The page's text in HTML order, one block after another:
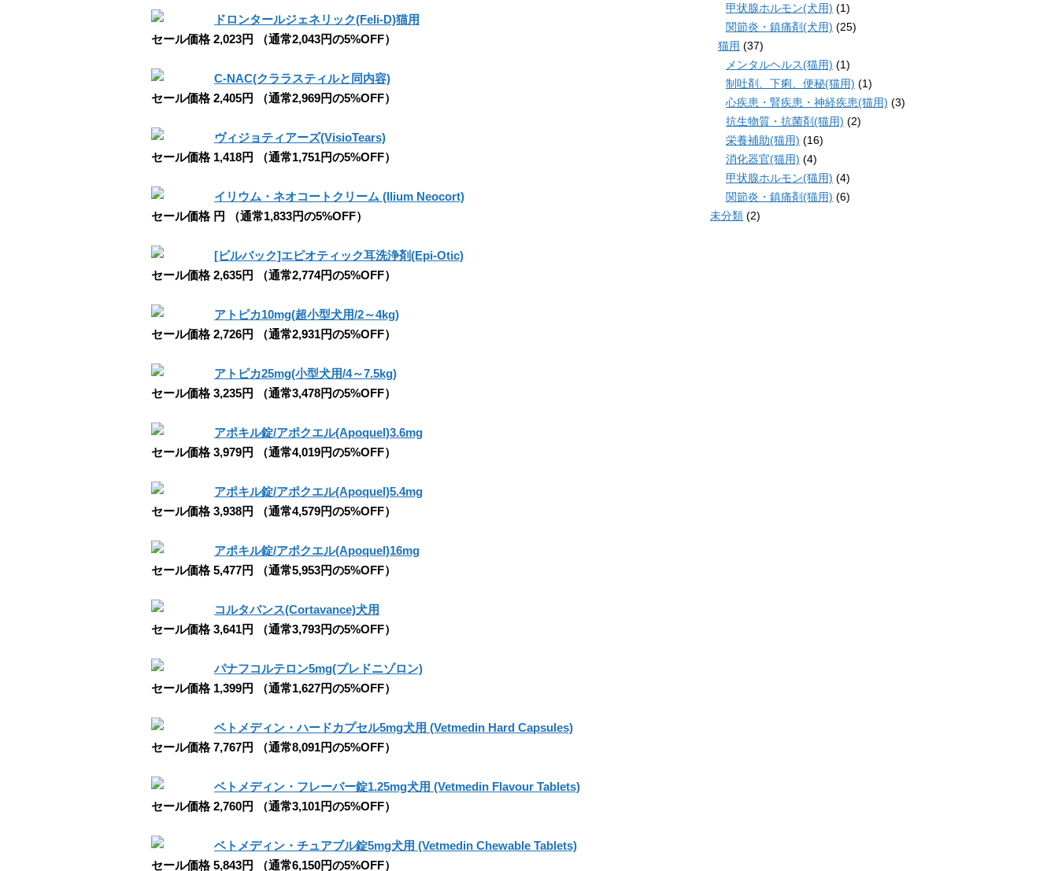
ドロンタールジェネリック(Feli-D)猫用
セール価格 2,023円 （通常2,043円の5%OFF）
C-NAC(クララスティルと同内容)
セール価格 2,405円 （通常2,969円の5%OFF）
ヴィジョティアーズ(VisioTears)
セール価格 1,418円 （通常1,751円の5%OFF）
イリウム・ネオコートクリーム (Ilium Neocort)
セール価格 円 （通常1,833円の5%OFF）
[ビルバック]エピオティック耳洗浄剤(Epi-Otic)
セール価格 2,635円 （通常2,774円の5%OFF）
アトピカ10mg(超小型犬用/2～4kg)
セール価格 2,726円 （通常2,931円の5%OFF）
アトピカ25mg(小型犬用/4～7.5kg)
セール価格 3,235円 （通常3,478円の5%OFF）
アポキル錠/アポクエル(Apoquel)3.6mg
セール価格 3,979円 （通常4,019円の5%OFF）
アポキル錠/アポクエル(Apoquel)5.4mg
セール価格 3,938円 （通常4,579円の5%OFF）
アポキル錠/アポクエル(Apoquel)16mg
セール価格 5,477円 （通常5,953円の5%OFF）
コルタバンス(Cortavance)犬用
セール価格 3,641円 （通常3,793円の5%OFF）
パナフコルテロン5mg(プレドニゾロン)
セール価格 1,399円 （通常1,627円の5%OFF）
ベトメディン・ハードカプセル5mg犬用 (Vetmedin Hard Capsules)
セール価格 7,767円 （通常8,091円の5%OFF）
ベトメディン・フレーバー錠1.25mg犬用 (Vetmedin Flavour Tablets)
セール価格 2,760円 （通常3,101円の5%OFF）
ベトメディン・チュアブル錠5mg犬用 (Vetmedin Chewable Tablets)
セール価格 5,843円 （通常6,150円の5%OFF）
甲状腺ホルモン(犬用) (1)
関節炎・鎮痛剤(犬用) (25)
猫用 (37)
メンタルヘルス(猫用) (1)
制吐剤、下痢、便秘(猫用) (1)
心疾患・腎疾患・神経疾患(猫用) (3)
抗生物質・抗菌剤(猫用) (2)
栄養補助(猫用) (16)
消化器官(猫用) (4)
甲状腺ホルモン(猫用) (4)
関節炎・鎮痛剤(猫用) (6)
未分類 (2)